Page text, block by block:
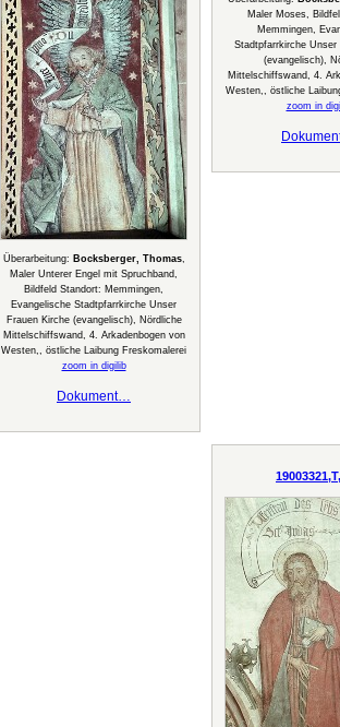
Überarbeitung: Bocksberger, Thomas,
Maler Unterer Engel mit Spruchband,
Bildfeld Standort: Memmingen,
Evangelische Stadtpfarrkirche Unser
Frauen Kirche (evangelisch), Nördliche
Mittelschiffswand, 4. Arkadenbogen von
Westen,, östliche Laibung Freskomalerei
zoom in digilib
Dokument…
Maler Moses,
Memmingen,
Stadtpfarrkirche Unser
(evangelisch),
Mittelschiffswand, 4.
Westen,, östliche
zoom in